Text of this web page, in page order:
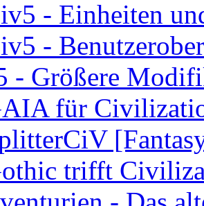
- Einheiten
-
- Größere
für
trifft